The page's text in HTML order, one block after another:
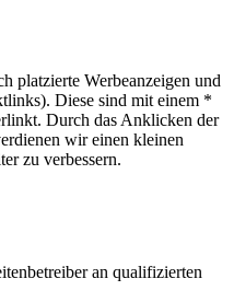
platzierte Werbeanzeigen und
Diese sind mit einem *
Durch das Anklicken der
wir einen kleinen
zu verbessern.
an qualifizierten